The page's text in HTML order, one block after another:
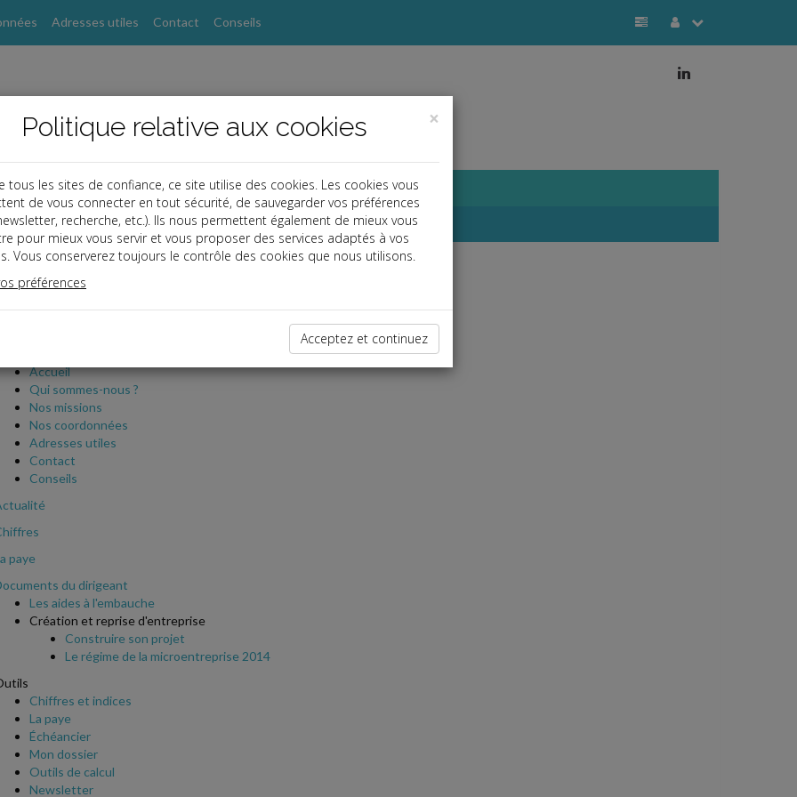
Adresses utiles Contact Conseils
j
site
Accueil
Qui sommes-nous ?
Nos missions
Nos coordonnées
Adresses utiles
Contact
Conseils
paye
du dirigeant
Les aides à l'embauche
Création et reprise d'entreprise
Construire son projet
Le régime de la microentreprise 2014
Chiffres et indices
La paye
Échéancier
Mon dossier
Outils de calcul
Newsletter
×
Politique relative aux cookies
tous les sites de confiance, ce site utilise des cookies. Les cookies vous
de vous connecter en tout sécurité, de sauvegarder vos préférences
recherche, etc.). Ils nous permettent également de mieux vous
pour mieux vous servir et vous proposer des services adaptés à vos
Vous conserverez toujours le contrôle des cookies que nous utilisons.
préférences
Acceptez et continuez